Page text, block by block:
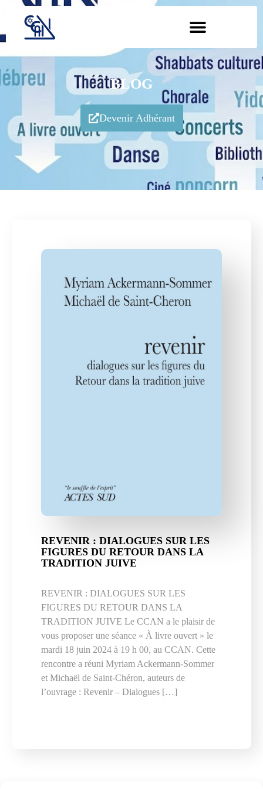
BLOG
Devenir Adhérant
REVENIR : DIALOGUES SUR LES
FIGURES DU RETOUR DANS LA
TRADITION JUIVE
REVENIR : DIALOGUES SUR LES
FIGURES DU RETOUR DANS LA
TRADITION JUIVE Le CCAN a le plaisir de
vous proposer une séance « À livre ouvert » le
mardi 18 juin 2024 à 19 h 00, au CCAN. Cette
rencontre a réuni Myriam Ackermann-Sommer
et Michaël de Saint-Chéron, auteurs de
l’ouvrage : Revenir – Dialogues […]